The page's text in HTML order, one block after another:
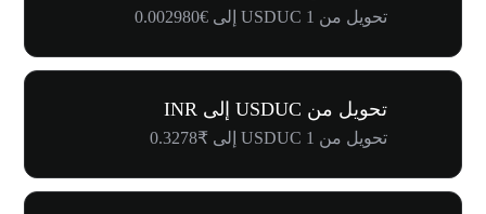
تحويل من 1 USDUC إلى €0.002980
تحويل من USDUC إلى INR
تحويل من 1 USDUC إلى ₹0.3278